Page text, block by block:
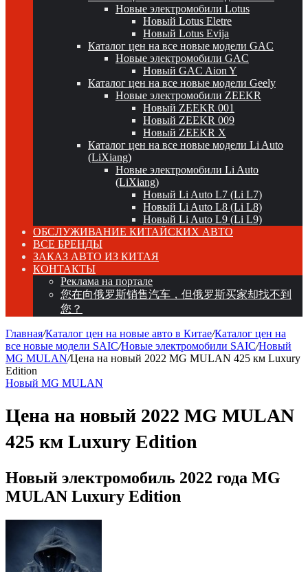
Новые электромобили Lotus
Новый Lotus Eletre
Новый Lotus Evija
Каталог цен на все новые модели GAC
Новые электромобили GAC
Новый GAC Aion Y
Каталог цен на все новые модели Geely
Новые электромобили ZEEKR
Новый ZEEKR 001
Новый ZEEKR 009
Новый ZEEKR X
Каталог цен на все новые модели Li Auto
(LiXiang)
Новые электромобили Li Auto
(LiXiang)
Новый Li Auto L7 (Li L7)
Новый Li Auto L8 (Li L8)
Новый Li Auto L9 (Li L9)
ОБСЛУЖИВАНИЕ КИТАЙСКИХ АВТО
ВСЕ БРЕНДЫ
ЗАКАЗ АВТО ИЗ КИТАЯ
КОНТАКТЫ
Реклама на портале
您在向俄罗斯销售汽车，但俄罗斯买家却找不到
您？
Главная/Каталог цен на новые авто в Китае/Каталог цен на
все новые модели SAIC/Новые электромобили SAIC/Новый
MG MULAN/Цена на новый 2022 MG MULAN 425 км Luxury
Edition
Новый MG MULAN
Цена на новый 2022 MG MULAN
425 км Luxury Edition
Новый электромобиль 2022 года MG
MULAN Luxury Edition